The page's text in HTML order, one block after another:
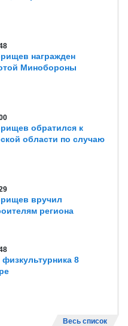
награжден
Минобороны
обратился к
области по случаю
вручил
региона
8
Весь список